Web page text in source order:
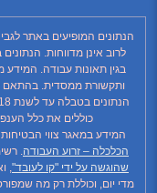
הנתונים המופיעים באתר
לרוב אינן מדווחות.
בגין תאונות עבודה.
ותקשורת ממסדית. בהתאם
כוללים את כלל
המידע במאגר צווי
הכלכלה – זרוע העבודה.
שהוגשה על ידי "קו לעובד",
מדי יום, וכוללת רק מה